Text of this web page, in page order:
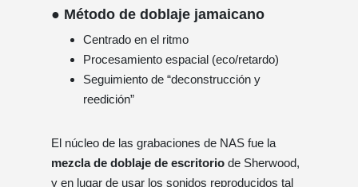
● Método de doblaje jamaicano
Centrado en el ritmo
Procesamiento espacial (eco/retardo)
Seguimiento de “deconstrucción y
reedición”
El núcleo de las grabaciones de NAS fue la
mezcla de doblaje de escritorio de Sherwood,
y en lugar de usar los sonidos reproducidos tal